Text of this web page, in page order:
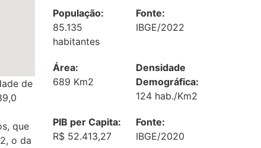
de
que
o da
População:
85.135
habitantes
Fonte:
IBGE/2022
Área:
689 Km2
Densidade
Demográfica:
124 hab./Km2
PIB per Capita:
R$ 52.413,27
Fonte:
IBGE/2020